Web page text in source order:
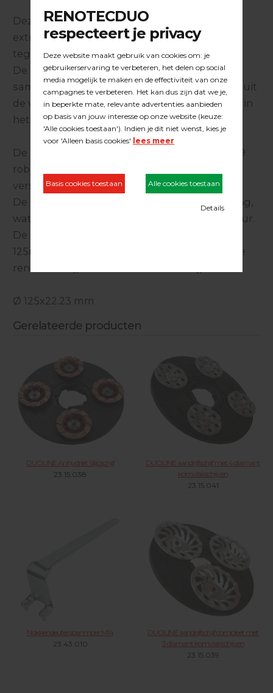
Deze slijpschijf kan worden ingezet om de
extreem harde Anhydriet vloeren van
tegenwoordig in snel tempo aan te schuren.
De schijf is met zorg getest in de praktijk in
samenwerking met gerenommeerde spelers uit
de vloerenbranche welke gespecialiseerd zijn in
het schuren en voorbewerken van vloeren.
De hoge dichtheid en de modellering van de 9
robuuste segmenten resulteert in een snelle
verspaning met een uitmuntend resultaat.
De 8 open ringen zorgen voor optimale koeling,
wat ook zorg draagt voor een lange levensduur.
De individuele schijven met een diameter van
125mm zijn tevens geschikt voor zogenaamde
renovatie slijpmachines of haakse slijpers
Ø 125x22.23 mm
Gerelateerde producten
DUOLINE Anhydriet Slijpschijf
23.15.038
DUOLINE aandrijfschijf met 4 diamant
komvlakschijven
23.15.041
Nokkensleutel spanmoer M14
23.43.010
DUOLINE aandrijfschijf compleet met
3 diamant komvlakschijven
23.15.039